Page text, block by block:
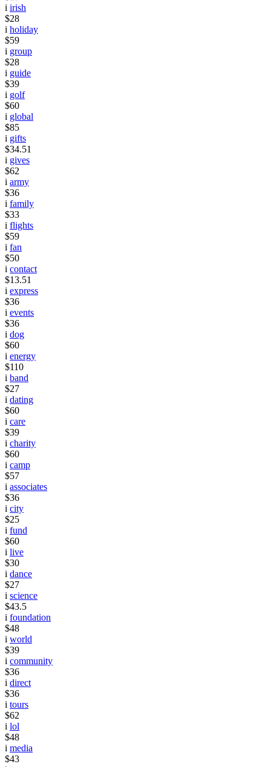
i irish
$28
i holiday
$59
i group
$28
i guide
$39
i golf
$60
i global
$85
i gifts
$34.51
i gives
$62
i army
$36
i family
$33
i flights
$59
i fan
$50
i contact
$13.51
i express
$36
i events
$36
i dog
$60
i energy
$110
i band
$27
i dating
$60
i care
$39
i charity
$60
i camp
$57
i associates
$36
i city
$25
i fund
$60
i live
$30
i dance
$27
i science
$43.5
i foundation
$48
i world
$39
i community
$36
i direct
$36
i tours
$62
i lol
$48
i media
$43